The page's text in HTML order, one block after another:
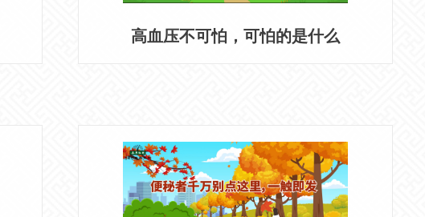
高血压不可怕，可怕的是什么